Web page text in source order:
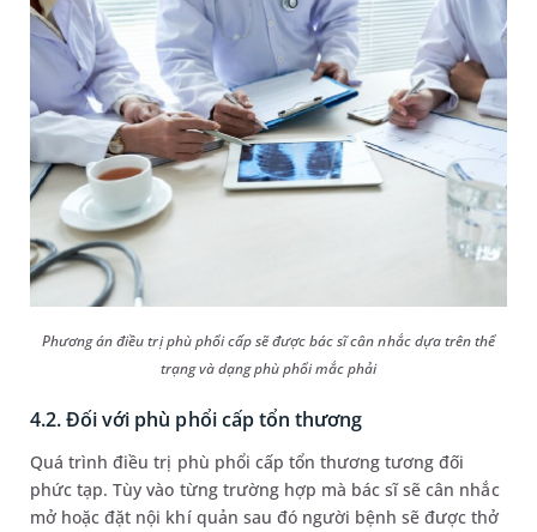
Phương án điều trị phù phổi cấp sẽ được bác sĩ cân nhắc dựa trên thể
trạng và dạng phù phổi mắc phải
4.2. Đối với phù phổi cấp tổn thương
Quá trình điều trị phù phổi cấp tổn thương tương đối
phức tạp. Tùy vào từng trường hợp mà bác sĩ sẽ cân nhắc
mở hoặc đặt nội khí quản sau đó người bệnh sẽ được thở